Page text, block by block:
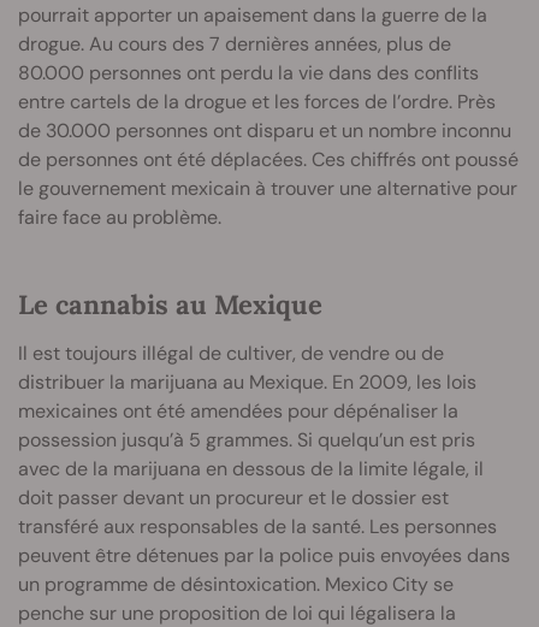
pourrait apporter un apaisement dans la guerre de la
drogue. Au cours des 7 dernières années, plus de
80.000 personnes ont perdu la vie dans des conflits
entre cartels de la drogue et les forces de l’ordre. Près
de 30.000 personnes ont disparu et un nombre inconnu
de personnes ont été déplacées. Ces chiffrés ont poussé
le gouvernement mexicain à trouver une alternative pour
faire face au problème.
Le cannabis au Mexique
Il est toujours illégal de cultiver, de vendre ou de
distribuer la marijuana au Mexique. En 2009, les lois
mexicaines ont été amendées pour dépénaliser la
possession jusqu’à 5 grammes. Si quelqu’un est pris
avec de la marijuana en dessous de la limite légale, il
doit passer devant un procureur et le dossier est
transféré aux responsables de la santé. Les personnes
peuvent être détenues par la police puis envoyées dans
un programme de désintoxication. Mexico City se
penche sur une proposition de loi qui légalisera la